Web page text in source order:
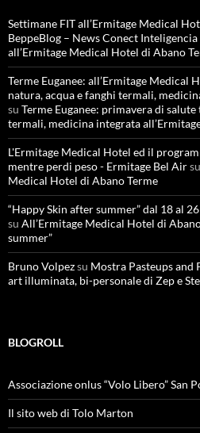
Settimane FIT all’Ermitage Medical
BeppeBlog – News Conect
all’Ermitage Medical Hotel di Abano
Terme Euganee: all’Ermitage Medical
natura, acqua e fanghi termali,
su Terme Euganee: primavera di
termali, medicina integrata
L'Ermitage Medical Hotel ed il
mentre perdi peso - Ermitage Bel Airsu
Medical Hotel di Abano Terme
“Happy Skin after summer” dal 18 al
su All’Ermitage Medical Hotel di
summer”
Bruno Volpezsu Mostra Pasteups
art illuminata, bi-personale di Zep e
BLOGROLL
Associazione onlus “Volo Libero” San
Il sito web di Tolo Marton